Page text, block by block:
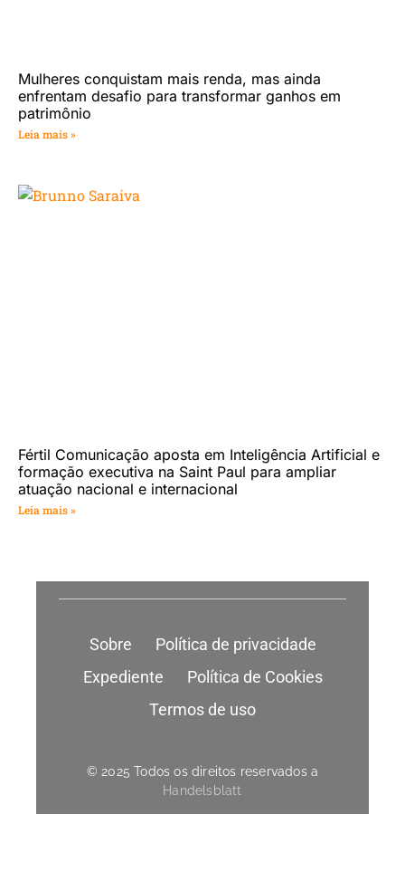
Mulheres conquistam mais renda, mas ainda
enfrentam desafio para transformar ganhos em
patrimônio
Leia mais »
Fértil Comunicação aposta em Inteligência Artificial e
formação executiva na Saint Paul para ampliar
atuação nacional e internacional
Leia mais »
Sobre
Política de privacidade
Expediente
Política de Cookies
Termos de uso
© 2025 Todos os direitos reservados a
Handelsblatt